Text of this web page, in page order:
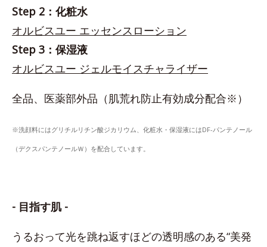
Step 2：化粧水
オルビスユー エッセンスローション
Step 3：保湿液
オルビスユー ジェルモイスチャライザー
全品、医薬部外品（肌荒れ防止有効成分配合※）
※洗顔料にはグリチルリチン酸ジカリウム、化粧水・保湿液にはDF-パンテノール
（デクスパンテノールＷ）を配合しています。
- 目指す肌 -
うるおって光を跳ね返すほどの透明感のある“美発